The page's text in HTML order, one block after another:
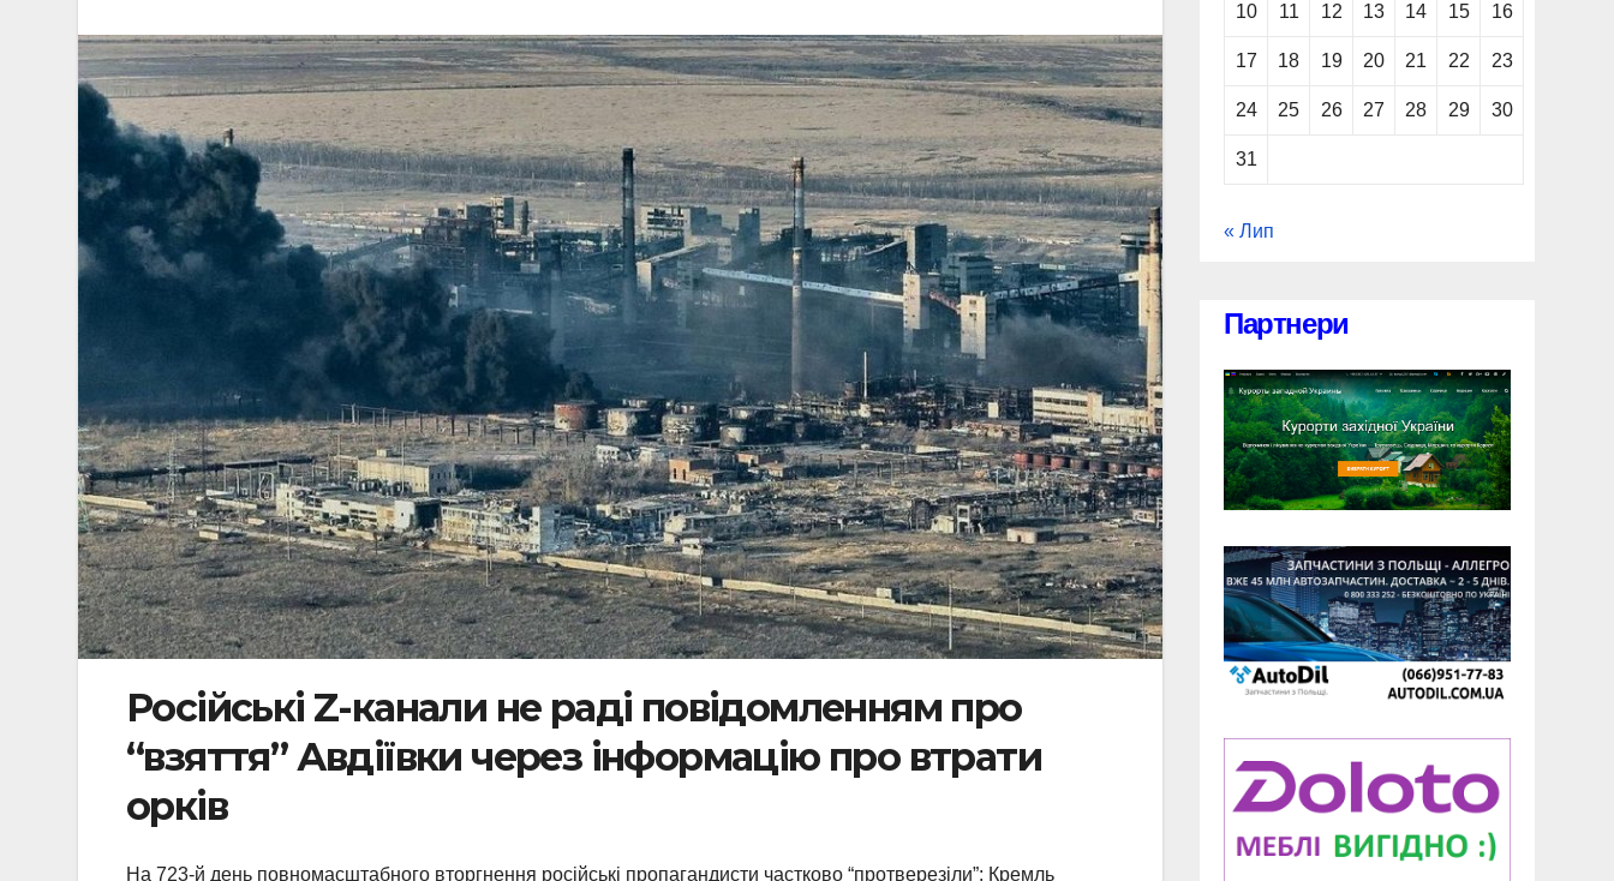
Російські Z-канали не раді повідомленням про
“взяття” Авдіївки через інформацію про втрати
орків
На 723-й день повномасштабного вторгнення російські пропагандисти частково “протверезіли”: Кремль
10 11 12 13 14 15 16
17 18 19 20 21 22 23
24 25 26 27 28 29 30
31
« Лип
Партнери